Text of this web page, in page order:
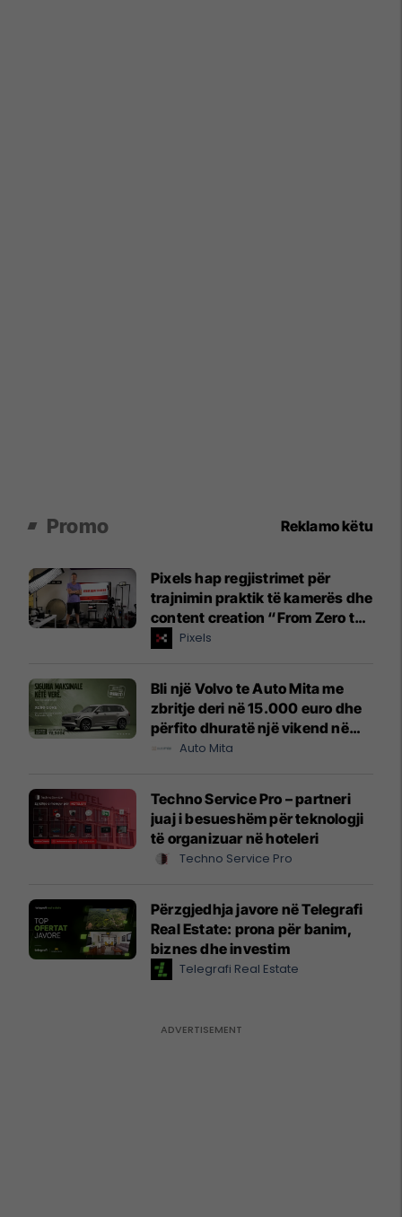
Promo Reklamo këtu
Pixels hap regjistrimet për
trajnimin praktik të kamerës dhe
content creation “From Zero to
Hero”Pixels
Bli një Volvo te Auto Mita me
zbritje deri në 15.000 euro dhe
përfito dhuratë një vikend në
Shqipëri!
Auto Mita
Techno Service Pro – partneri
juaj i besueshëm për teknologji
të organizuar në hoteleri
Techno Service Pro
Përzgjedhja javore në Telegrafi
Real Estate: prona për banim,
biznes dhe investim
Telegrafi Real Estate